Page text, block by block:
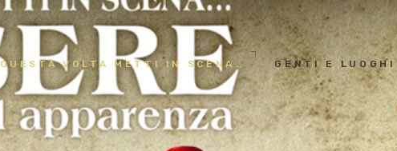
QUESTA VOLTA METTI IN SCENA… GENTI E LUOGHI
ASSOCIAZIONE CULTURALE OPERA VIVA
Questa Volta metti in scena…
HOME
QUESTA VOLTA
METTI IN SCENA…